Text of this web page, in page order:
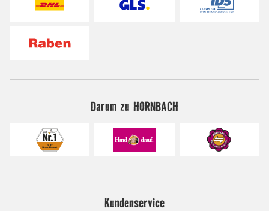
Darum zu HORNBACH
Kundenservice